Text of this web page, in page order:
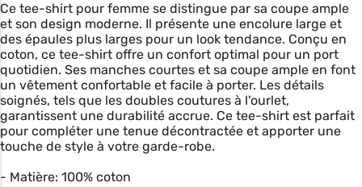
Ce tee-shirt pour femme se distingue par sa coupe ample
et son design moderne. Il présente une encolure large et
des épaules plus larges pour un look tendance. Conçu en
coton, ce tee-shirt offre un confort optimal pour un port
quotidien. Ses manches courtes et sa coupe ample en font
un vêtement confortable et facile à porter. Les détails
soignés, tels que les doubles coutures à l'ourlet,
garantissent une durabilité accrue. Ce tee-shirt est parfait
pour compléter une tenue décontractée et apporter une
touche de style à votre garde-robe.
- Matière: 100% coton